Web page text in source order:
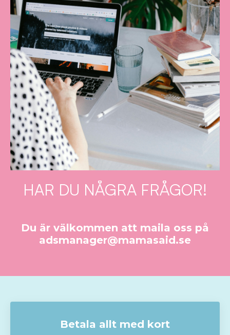
HAR DU NÅGRA FRÅGOR!
Du är välkommen att maila oss på
adsmanager@mamasaid.se
Betala allt med kort